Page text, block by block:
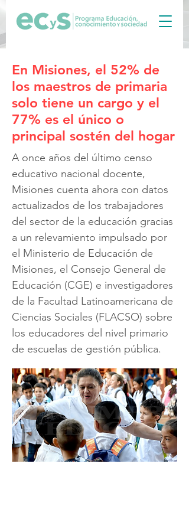
En Misiones, el 52% de
los maestros de primaria
solo tiene un cargo y el
77% es el único o
principal sostén del hogar
A once años del último censo
educativo nacional docente,
Misiones cuenta ahora con datos
actualizados de los trabajadores
del sector de la educación gracias
a un relevamiento impulsado por
el Ministerio de Educación de
Misiones, el Consejo General de
Educación (CGE) e investigadores
de la Facultad Latinoamericana de
Ciencias Sociales (FLACSO) sobre
los educadores del nivel primario
de escuelas de gestión pública.